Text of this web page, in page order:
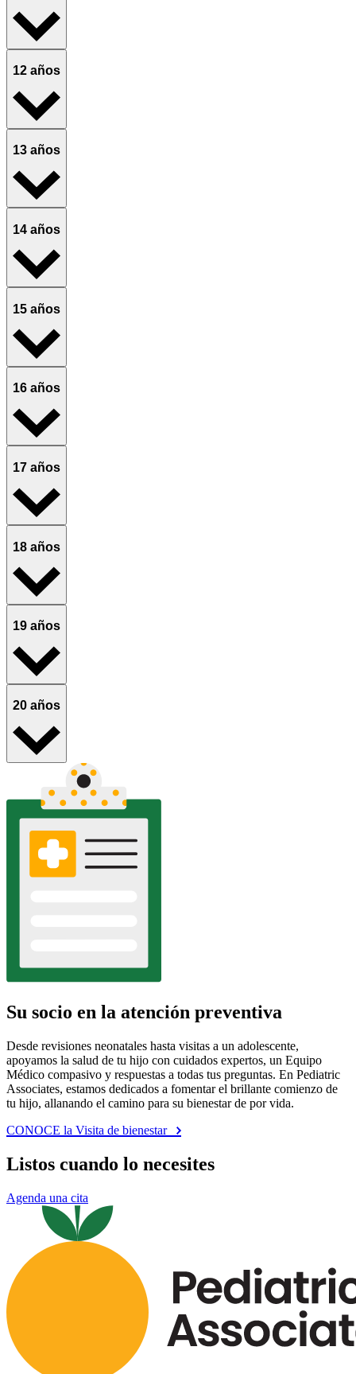
12 años
13 años
14 años
15 años
16 años
17 años
18 años
19 años
20 años
Su socio en la atención preventiva
Desde revisiones neonatales hasta visitas a un adolescente,
apoyamos la salud de tu hijo con cuidados expertos, un Equipo
Médico compasivo y respuestas a todas tus preguntas. En Pediatric
Associates, estamos dedicados a fomentar el brillante comienzo de
tu hijo, allanando el camino para su bienestar de por vida.
CONOCE la Visita de bienestar
Listos cuando lo necesites
Agenda una cita